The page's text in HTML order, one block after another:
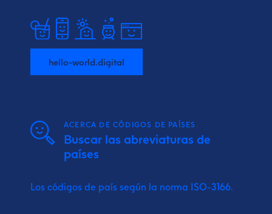
hello-world.digital
ACERCA DE CÓDIGOS DE PAÍSES
Buscar las abreviaturas de
países
Los códigos de país según la norma ISO-3166.